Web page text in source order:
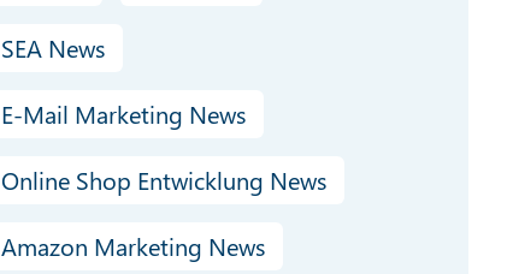
SEA News
E-Mail Marketing News
Online Shop Entwicklung News
Amazon Marketing News